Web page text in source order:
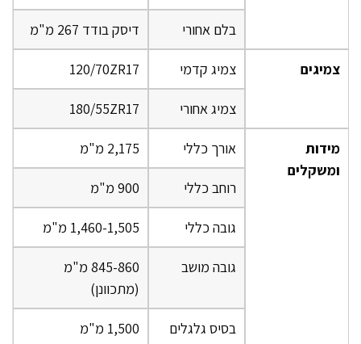
בלם אחורי דיסק בודד 267 מ"מ
צמיגים צמיג קדמי 120/70ZR17
צמיג אחורי 180/55ZR17
מידות
ומשקלים
אורך כללי 2,175 מ"מ
רוחב כללי 900 מ"מ
גובה כללי 1,460-1,505 מ"מ
גובה מושב
845-860 מ"מ
(מתכוונן)
בסיס גלגלים 1,500 מ"מ